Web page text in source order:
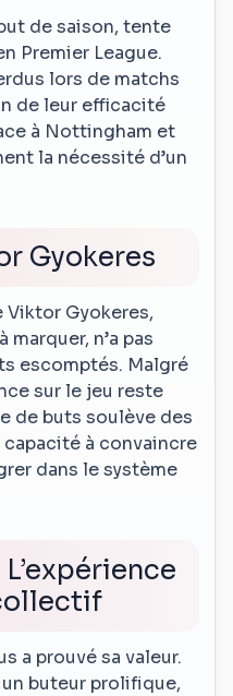
de saison, tente
Premier League.
lors de matchs
de leur efficacité
à Nottingham et
la nécessité d’un
Gyokeres
Gyokeres,
n’a pas
escomptés. Malgré
sur le jeu reste
de buts soulève des
à convaincre
dans le système
a prouvé sa valeur.
un buteur prolifique,